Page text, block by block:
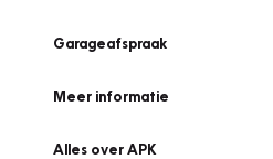
Garageafspraak
Meer informatie
Alles over APK